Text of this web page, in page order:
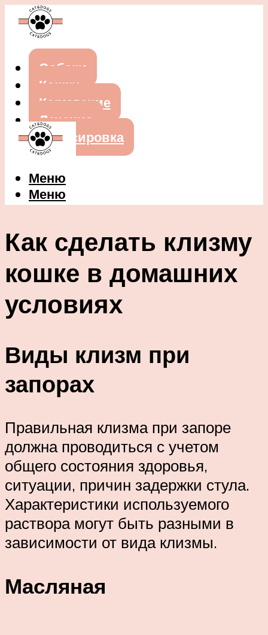
Собаки
Кошки
Кормление
Лечение
Дрессировка
Меню
Меню
Как сделать клизму
кошке в домашних
условиях
Виды клизм при
запорах
Правильная клизма при запоре
должна проводиться с учетом
общего состояния здоровья,
ситуации, причин задержки стула.
Характеристики используемого
раствора могут быть разными в
зависимости от вида клизмы.
Масляная